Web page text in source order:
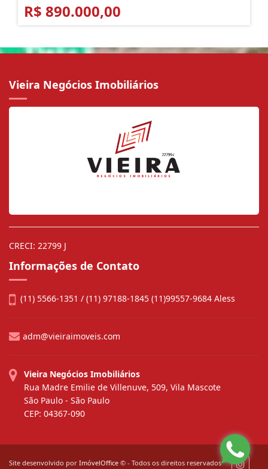
R$ 890.000,00
Vieira Negócios Imobiliários
CRECI: 22799 J
Informações de Contato
(11) 5566-1351 / (11) 97188-1845 (11)99557-9684 Aless
adm@vieiraimoveis.com
Vieira Negócios Imobiliários
Rua Madre Emilie de Villenuve, 509, Vila Mascote
São Paulo - São Paulo
CEP: 04367-090
Site desenvolvido por ImóvelOffice © - Todos os direitos reservados